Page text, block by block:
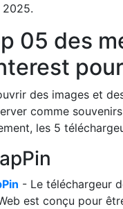
2025.
05 des
des images et
comme
les 5
- Le téléchargeur
est conçu pour